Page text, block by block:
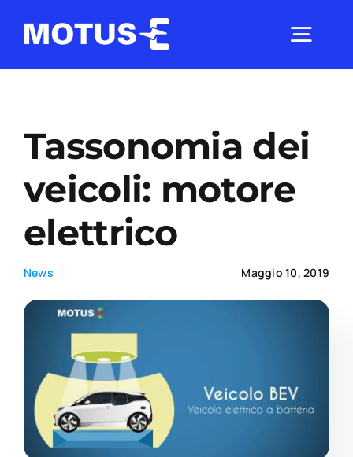
Studi e ricerche
Analisi di mercato
Comunicati Stampa
Academy
Tassonomia dei
veicoli: motore
elettrico
News Maggio 10, 2019